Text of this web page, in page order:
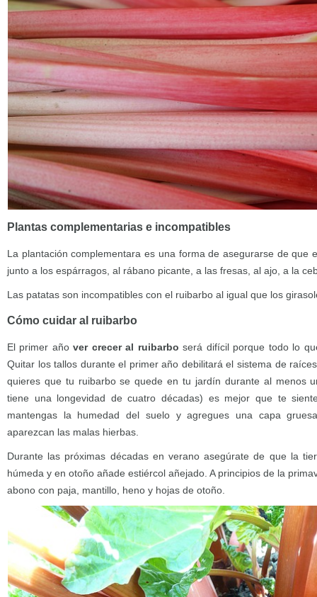
Plantas complementarias e incompatibles
La plantación complementara es una forma de asegurarse de que
junto a los espárragos, al rábano picante, a las fresas, al ajo, a la
Las patatas son incompatibles con el ruibarbo al igual que los
Cómo cuidar al ruibarbo
El primer añover crecer al ruibarbo será difícil porque todo lo
Quitar los tallos durante el primer año debilitará el sistema de
quieres que tu ruibarbo se quede en tu jardín durante al menos
tiene una longevidad de cuatro décadas) es mejor que te
mantengas la humedad del suelo y agregues una capa
aparezcan las malas hierbas.
Durante las próximas décadas en verano asegúrate de que la
húmeda y en otoño añade estiércol añejado. A principios de la
abono con paja, mantillo, heno y hojas de otoño.